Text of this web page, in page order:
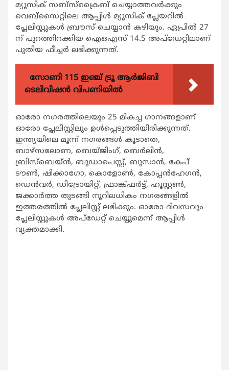
മ്യൂസിക് സബ്‌സ്‌ക്രൈബ് ചെയ്യാത്തവര്‍ക്കും
വെബ്‌സൈറ്റിലെ ആപ്പിള്‍ മ്യൂസിക് പ്ലേയറില്‍
പ്ലേലിസ്റ്റുകള്‍ ബ്രൗസ് ചെയ്യാന്‍ കഴിയും. ഏപ്രില്‍ 27
ന് പുറത്തിറക്കിയ ഐഒഎസ് 14.5 അപ്‌ഡേറ്റിലാണ്
പുതിയ ഫീച്ചര്‍ ലഭിക്കുന്നത്.
സോണി 115 ഇഞ്ച് ട്രൂ ആർജിബി
ടെലിവിഷൻ വിപണിയിൽ
ഓരോ നഗരത്തിലെയും 25 മികച്ച ഗാനങ്ങളാണ്
ഓരോ പ്ലേലിസ്റ്റിലും ഉള്‍പ്പെടുത്തിയിരിക്കുന്നത്.
ഇന്ത്യയിലെ മൂന്ന് നഗരങ്ങള്‍ കൂടാതെ,
ബാഴ്‌സലോണ, ബെയ്ജിംഗ്, ബെര്‍ലിന്‍,
ബ്രിസ്‌ബെയ്ന്‍, ബുഡാപെസ്റ്റ്, ബുസാന്‍, കേപ്
ടൗണ്‍, ഷിക്കാഗോ, കൊളോണ്‍, കോപ്പന്‍ഹേഗന്‍,
ഡെന്‍വര്‍, ഡിട്രോയിറ്റ്, ഫ്രാങ്ക്ഫര്‍ട്ട്, ഹൂസ്റ്റണ്‍,
ജക്കാര്‍ത്ത തുടങ്ങി നൂറിലധികം നഗരങ്ങളില്‍
ഇത്തരത്തില്‍ പ്ലേലിസ്റ്റ് ലഭിക്കും. ഓരോ ദിവസവും
പ്ലേലിസ്റ്റുകള്‍ അപ്‌ഡേറ്റ് ചെയ്യുമെന്ന് ആപ്പിള്‍
വ്യക്തമാക്കി.